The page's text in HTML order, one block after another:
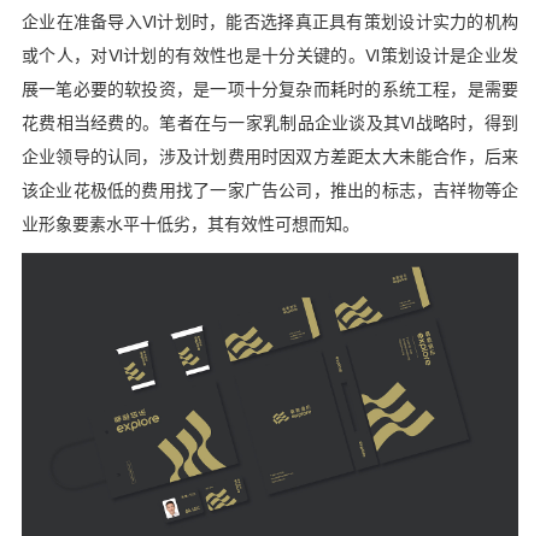
企业在准备导入VI计划时，能否选择真正具有策划设计实力的机构
或个人，对VI计划的有效性也是十分关键的。VI策划设计是企业发
展一笔必要的软投资，是一项十分复杂而耗时的系统工程，是需要
花费相当经费的。笔者在与一家乳制品企业谈及其VI战略时，得到
企业领导的认同，涉及计划费用时因双方差距太大未能合作，后来
该企业花极低的费用找了一家广告公司，推出的标志，吉祥物等企
业形象要素水平十低劣，其有效性可想而知。